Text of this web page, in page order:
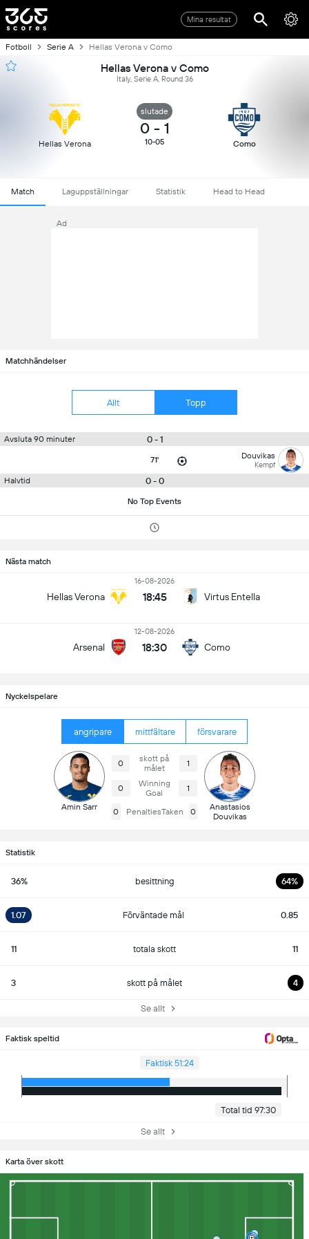
Mina resultat
Fotboll Serie A Hellas Verona v Como
Hellas Verona v Como
Italy, Serie A, Round 36
Hellas Verona
slutade
0 - 1
10-05 Como
Match Laguppställningar Statistik Head to Head
Ad
Matchhändelser
Allt Topp
Avsluta 90 minuter 0 - 1
71' Douvikas
Kempf
Halvtid 0 - 0
No Top Events
Nästa match
Hellas Verona
16-08-2026
18:45 Virtus Entella
Arsenal
12-08-2026
18:30 Como
Nyckelspelare
angripare mittfältare försvarare
Amin Sarr
0
skott på
målet
1
0
Winning
Goal
1
0 PenaltiesTaken 0
Anastasios
Douvikas
Statistik
36% besittning 64%
1.07 Förväntade mål 0.85
11 totala skott 11
3 skott på målet 4
Se allt
Faktisk speltid
Faktisk 51:24
Total tid 97:30
Se allt
Karta över skott